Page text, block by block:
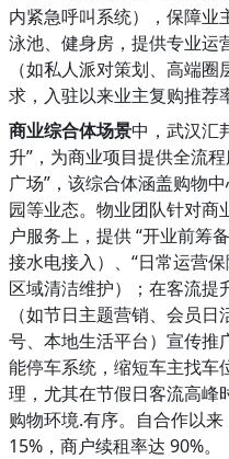
内紧急呼叫系统），保障业
泳池、健身房，提供专业运
（如私人派对策划、高端
求，入驻以来业主复购推荐
商业综合体场景中，武汉汇
升”，为商业项目提供全流
广场”，该综合体涵盖购物
园等业态。物业团队针对商
户服务上，提供 “开业前筹
接水电接入）、“日常运营
区域清洁维护）；在客流提
（如节日主题营销、会员
号、本地生活平台）宣传推
能停车系统，缩短车主找车
理，尤其在节假日客流高峰
购物环境.有序。自合作以
15%，商户续租率达 90%。